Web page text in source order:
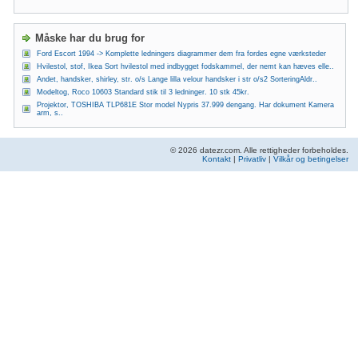
Måske har du brug for
Ford Escort 1994 -> Komplette ledningers diagrammer dem fra fordes egne værksteder
Hvilestol, stof, Ikea Sort hvilestol med indbygget fodskammel, der nemt kan hæves elle..
Andet, handsker, shirley, str. o/s Lange lilla velour handsker i str o/s2 SorteringAldr..
Modeltog, Roco 10603 Standard stik til 3 ledninger. 10 stk 45kr.
Projektor, TOSHIBA TLP681E Stor model Nypris 37.999 dengang. Har dokument Kamera
arm, s..
© 2026 datezr.com. Alle rettigheder forbeholdes.
Kontakt | Privatliv | Vilkår og betingelser